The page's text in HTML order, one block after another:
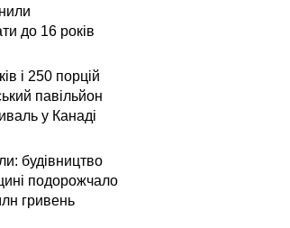
до 16 років
і 250 порцій
павільйон
у Канаді
будівництво
подорожчало
гривень